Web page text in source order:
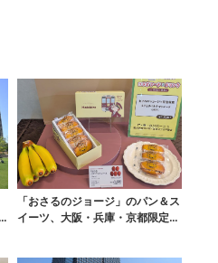
「おさるのジョージ」のパン＆ス
イーツ、大阪・兵庫・京都限定で